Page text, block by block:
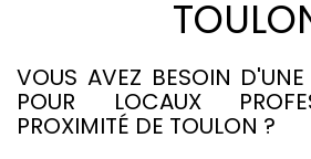
VOUS AVEZ BESOIN
POUR LOCAUX
PROXIMITÉ DE TOULON ?